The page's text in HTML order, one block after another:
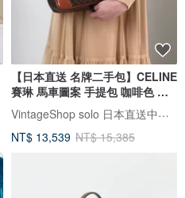
【日本直送 名牌二手包】CELINE
賽琳 馬車圖案 手提包 咖啡色 壓
花 LOGO PVC 前方金屬釦
design vintage kaare7
VintageShop solo 日本直送中古包專賣店
NT$ 13,539 NT$ 15,385